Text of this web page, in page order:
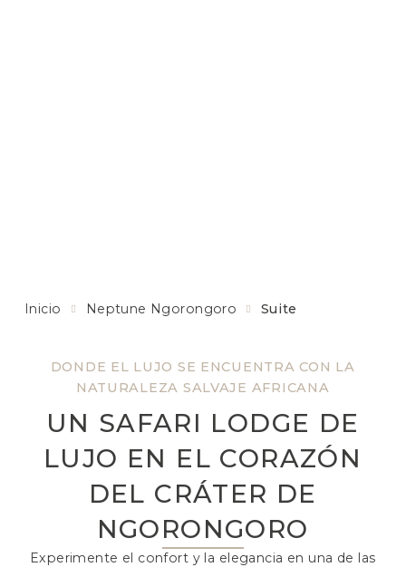
DONDE EL LUJO SE ENCUENTRA CON LA
NATURALEZA SALVAJE AFRICANA
UN SAFARI LODGE DE
LUJO EN EL CORAZÓN
DEL CRÁTER DE
NGORONGORO
Experimente el confort y la elegancia en una de las
Inicio Neptune Ngorongoro Suite